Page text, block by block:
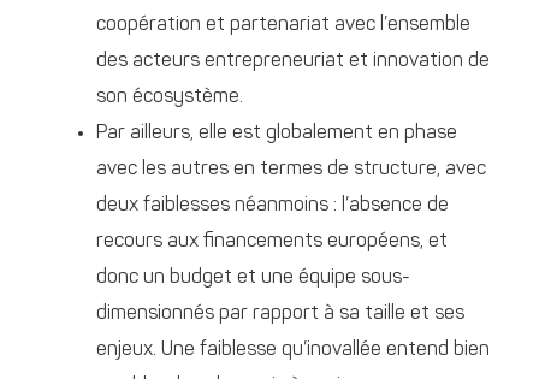
coopération et partenariat avec l’ensemble
des acteurs entrepreneuriat et innovation de
son écosystème.
Par ailleurs, elle est globalement en phase
avec les autres en termes de structure, avec
deux faiblesses néanmoins : l’absence de
recours aux financements européens, et
donc un budget et une équipe sous-
dimensionnés par rapport à sa taille et ses
enjeux. Une faiblesse qu’inovallée entend bien